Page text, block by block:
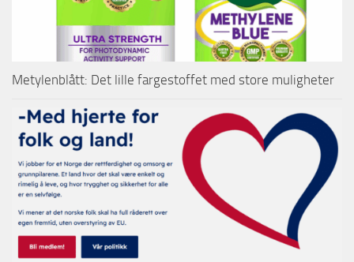
Metylenblått: Det lille fargestoffet med store muligheter